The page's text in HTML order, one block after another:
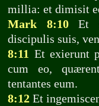
millia: et dimisit
Mark 8:10Et
discipulis suis,
8:11 Et exierunt
cum eo,
tentantes eum.
8:12 Et